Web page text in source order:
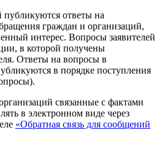
ответы на
граждан и организаций,
интерес. Вопросы заявителей
в которой получены
Ответы на вопросы в
в порядке поступления
связанные с фактами
в электронном виде через
«Обратная связь для сообщений